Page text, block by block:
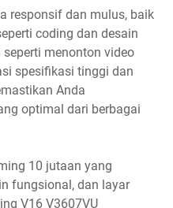
responsif dan mulus, baik
coding dan desain
menonton video
spesifikasi tinggi dan
Anda
optimal dari berbagai
10 jutaan yang
fungsional, dan layar
V16 V3607VU